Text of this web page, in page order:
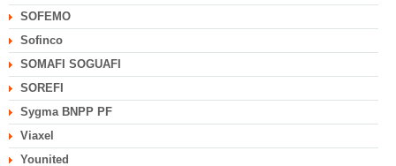
SOFEMO
Sofinco
SOMAFI SOGUAFI
SOREFI
Sygma BNPP PF
Viaxel
Younited